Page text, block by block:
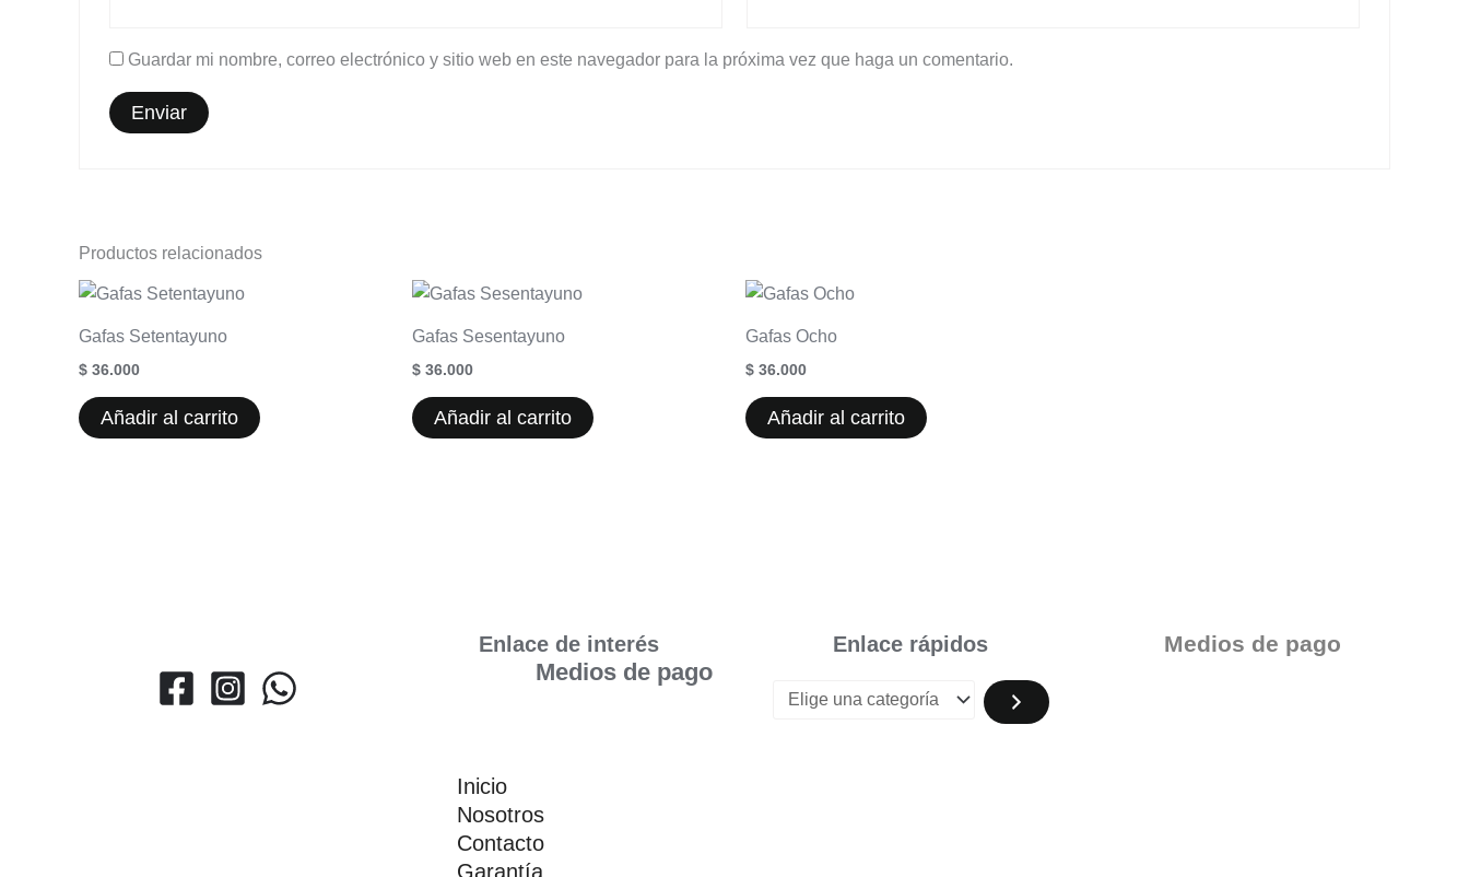
Guardar mi nombre, correo electrónico y sitio web en este navegador para la próxima vez que haga un comentario.
Productos relacionados
Gafas Setentayuno
$ 36.000
Añadir al carrito
Gafas Sesentayuno
$ 36.000
Añadir al carrito
Gafas Ocho
$ 36.000
Añadir al carrito
Enlace de interés
Medios de pago
Inicio
Nosotros
Contacto
Garantía
Enlace rápidos Medios de pago